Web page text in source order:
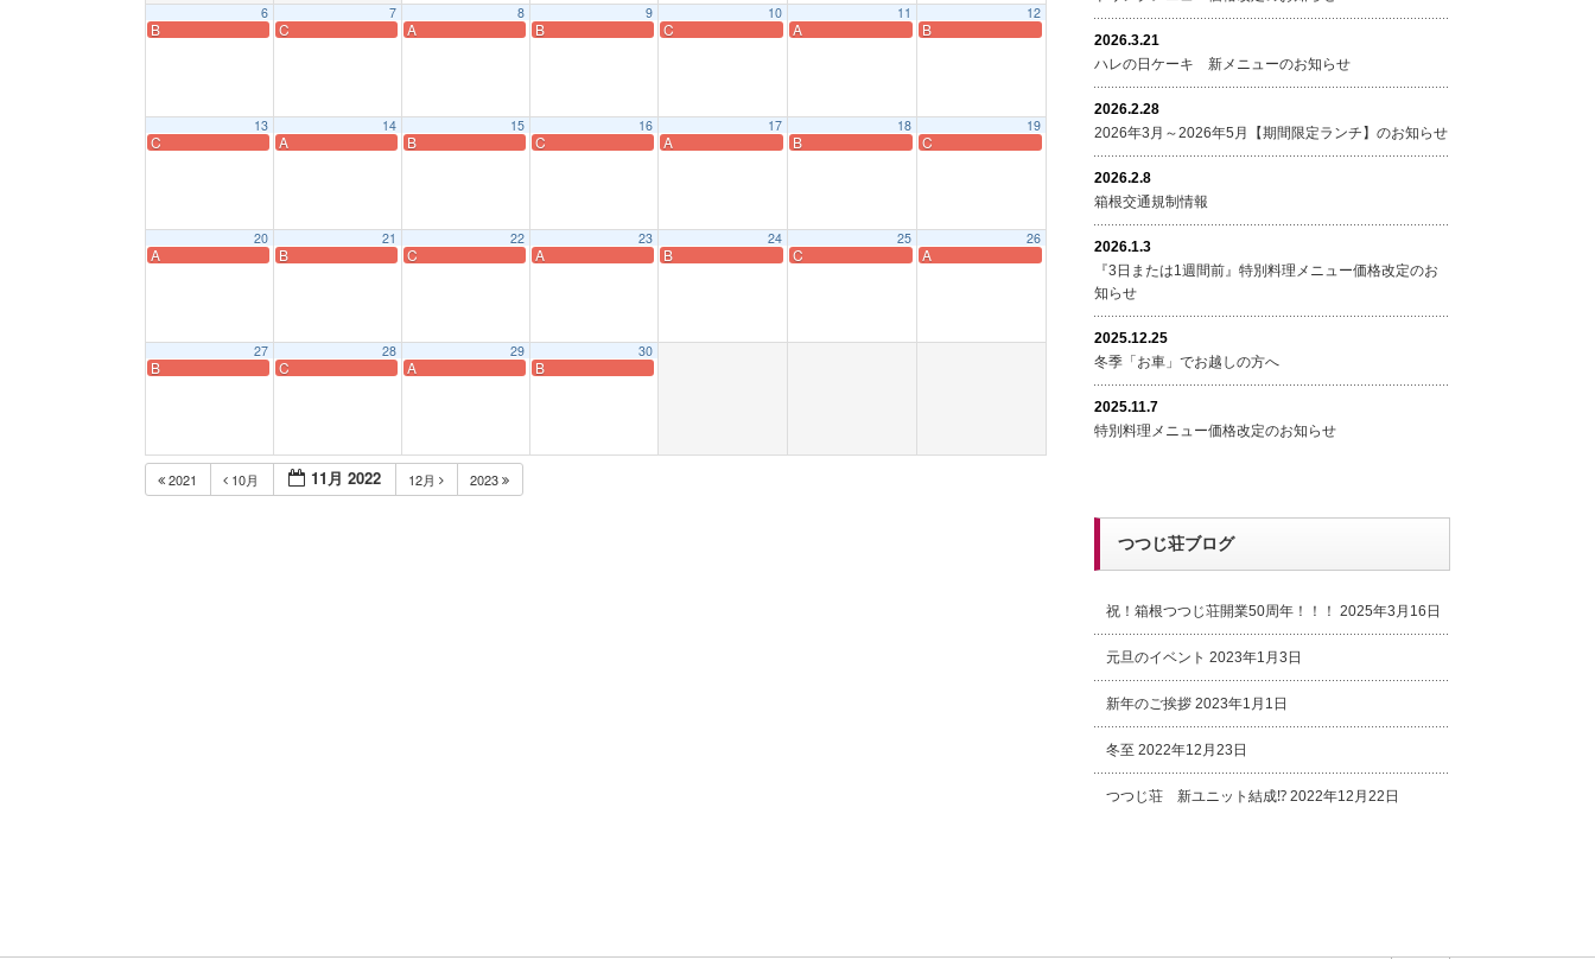
6
B
7
C
8
A
9
B
10
C
11
A
12
B
13
C
14
A
15
B
16
C
17
A
18
B
19
C
20
A
21
B
22
C
23
A
24
B
25
C
26
A
27
B
28
C
29
A
30
B
2021 10月 11月 2022 12月 2023
2026.3.21
ハレの日ケーキ 新メニューのお知らせ
2026.2.28
2026年3月～2026年5月【期間限定ランチ】のお知らせ
2026.2.8
箱根交通規制情報
2026.1.3
『3日または1週間前』特別料理メニュー価格改定のお
知らせ
2025.12.25
冬季「お車」でお越しの方へ
2025.11.7
特別料理メニュー価格改定のお知らせ
つつじ荘ブログ
祝！箱根つつじ荘開業50周年！！！ 2025年3月16日
元旦のイベント 2023年1月3日
新年のご挨拶 2023年1月1日
冬至 2022年12月23日
つつじ荘 新ユニット結成⁉ 2022年12月22日